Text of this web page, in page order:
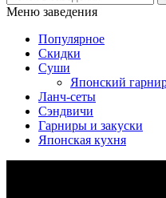
Меню заведения
Популярное
Скидки
Суши
Японский
Ланч-сеты
Сэндвичи
Гарниры и закуски
Японская кухня